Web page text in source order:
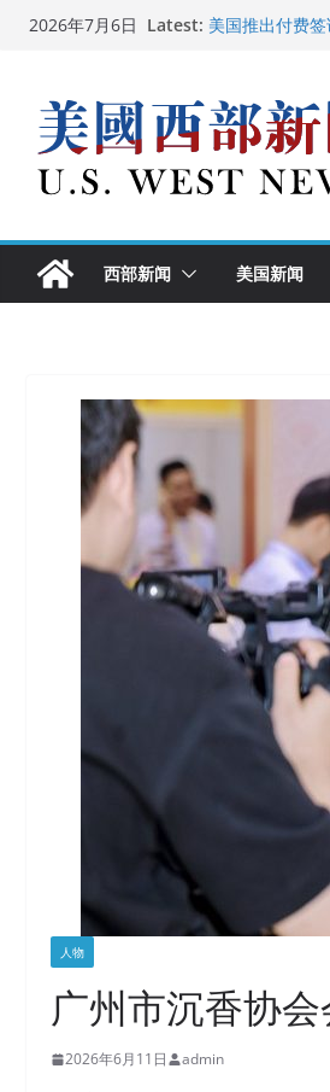
Skip2026年7月6日 Latest: 美国推出付费
中国驻美国大
广州市沉香协会
西部新闻 美国新闻
人物
广州市沉香协
2026年6月11日 admin